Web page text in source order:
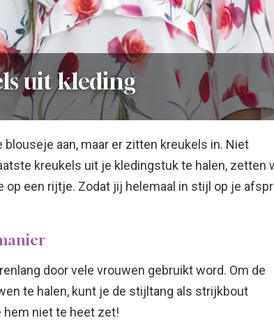
uit kleding
aan, maar er zitten kreukels in. Niet
kreukels uit je kledingstuk te halen, zetten
op een rijtje. Zodat jij helemaal in stijl op je
door vele vrouwen gebruikt word. Om de
te halen, kunt je de stijltang als strijkbout
hem niet te heet zet!